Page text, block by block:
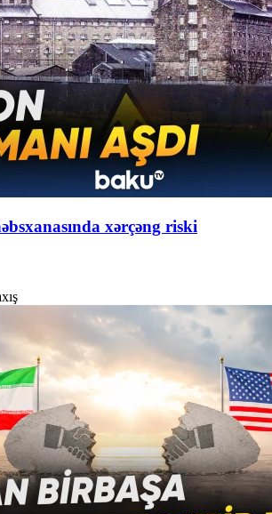
xərçəng riski